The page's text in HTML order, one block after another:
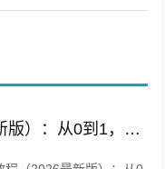
深圳入户保姆级教程（2026最新版）：从0到1，手把手教你成为“深圳人”！